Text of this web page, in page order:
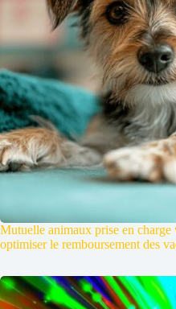
Mutuelle animaux prise en charge
optimiser le remboursement des